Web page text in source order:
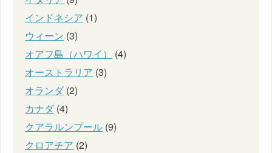
インドネシア (1)
ウィーン (3)
オアフ島（ハワイ）
(4)
オーストラリア (3)
オランダ(2)
カナダ(4)
クアラルンプール (9)
クロアチア (2)